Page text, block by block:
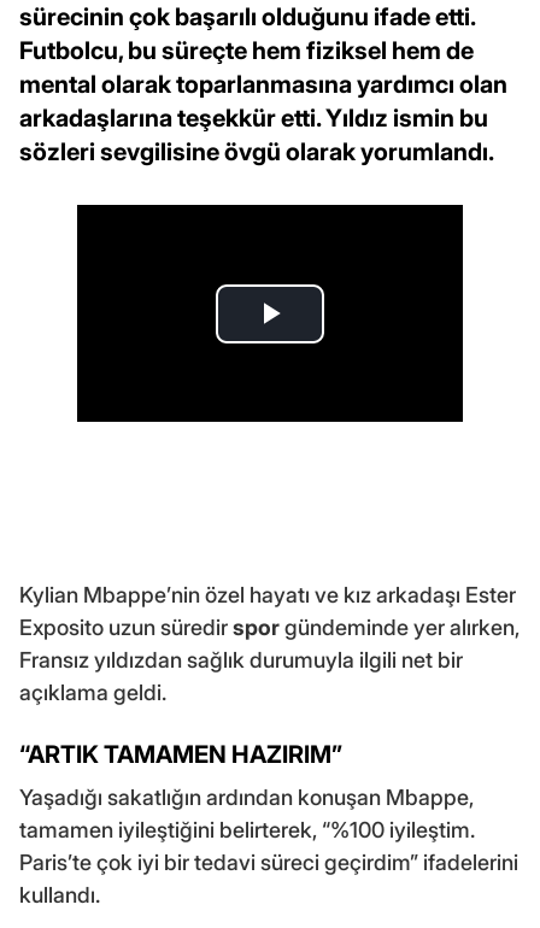
sürecinin çok başarılı olduğunu ifade etti.
Futbolcu, bu süreçte hem fiziksel hem de
mental olarak toparlanmasına yardımcı olan
arkadaşlarına teşekkür etti. Yıldız ismin bu
sözleri sevgilisine övgü olarak yorumlandı.
Kylian Mbappe’nin özel hayatı ve kız arkadaşı Ester
Exposito uzun süredirsporgündeminde yer alırken,
Fransız yıldızdan sağlık durumuyla ilgili net bir
açıklama geldi.
“ARTIK TAMAMEN HAZIRIM”
Yaşadığı sakatlığın ardından konuşan Mbappe,
tamamen iyileştiğini belirterek, “%100 iyileştim.
Paris’te çok iyi bir tedavi süreci geçirdim” ifadelerini
kullandı.